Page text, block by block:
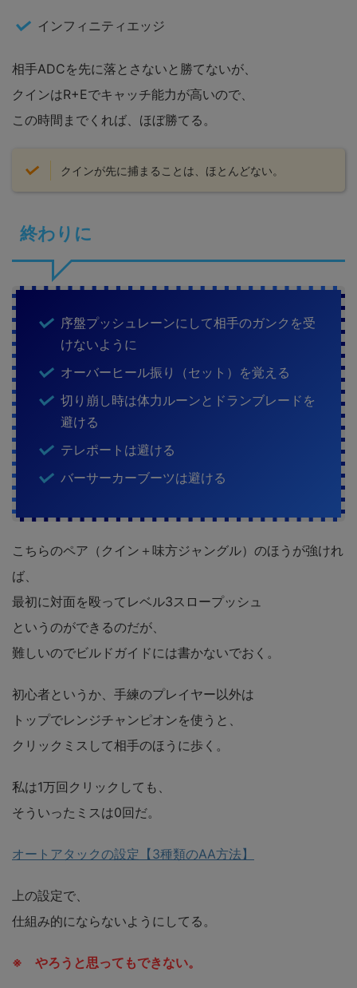
インフィニティエッジ
相手ADCを先に落とさないと勝てないが、
クインはR+Eでキャッチ能力が高いので、
この時間までくれば、ほぼ勝てる。
クインが先に捕まることは、ほとんどない。
終わりに
序盤プッシュレーンにして相手のガンクを受
けないように
オーバーヒール振り（セット）を覚える
切り崩し時は体力ルーンとドランブレードを
避ける
テレポートは避ける
バーサーカーブーツは避ける
こちらのペア（クイン＋味方ジャングル）のほうが強けれ
ば、
最初に対面を殴ってレベル3スロープッシュ
というのができるのだが、
難しいのでビルドガイドには書かないでおく。
初心者というか、手練のプレイヤー以外は
トップでレンジチャンピオンを使うと、
クリックミスして相手のほうに歩く。
私は1万回クリックしても、
そういったミスは0回だ。
オートアタックの設定【3種類のAA方法】
上の設定で、
仕組み的にならないようにしてる。
※ やろうと思ってもできない。